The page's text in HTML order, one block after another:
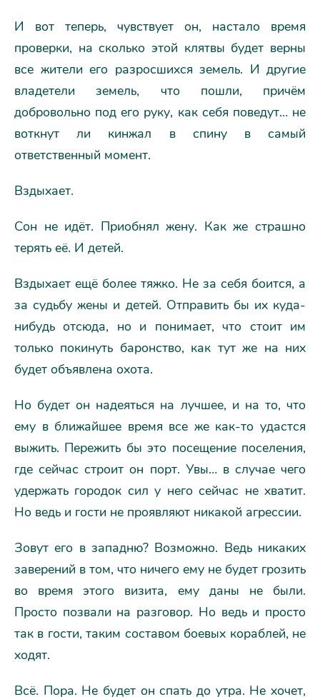
И вот теперь, чувствует он, настало время
проверки, на сколько этой клятвы будет верны
все жители его разросшихся земель. И другие
владетели земель, что пошли, причём
добровольно под его руку, как себя поведут… не
воткнут ли кинжал в спину в самый
ответственный момент.
Вздыхает.
Сон не идёт. Приобнял жену. Как же страшно
терять её. И детей.
Вздыхает ещё более тяжко. Не за себя боится, а
за судьбу жены и детей. Отправить бы их куда-
нибудь отсюда, но и понимает, что стоит им
только покинуть баронство, как тут же на них
будет объявлена охота.
Но будет он надеяться на лучшее, и на то, что
ему в ближайшее время все же как-то удастся
выжить. Пережить бы это посещение поселения,
где сейчас строит он порт. Увы… в случае чего
удержать городок сил у него сейчас не хватит.
Но ведь и гости не проявляют никакой агрессии.
Зовут его в западню? Возможно. Ведь никаких
заверений в том, что ничего ему не будет грозить
во время этого визита, ему даны не были.
Просто позвали на разговор. Но ведь и просто
так в гости, таким составом боевых кораблей, не
ходят.
Всё. Пора. Не будет он спать до утра. Не хочет,